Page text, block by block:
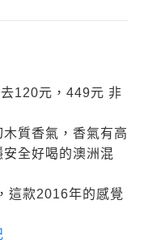
120元，449元 非
質香氣，香氣有高
全好喝的澳洲混
這款2016年的感覺